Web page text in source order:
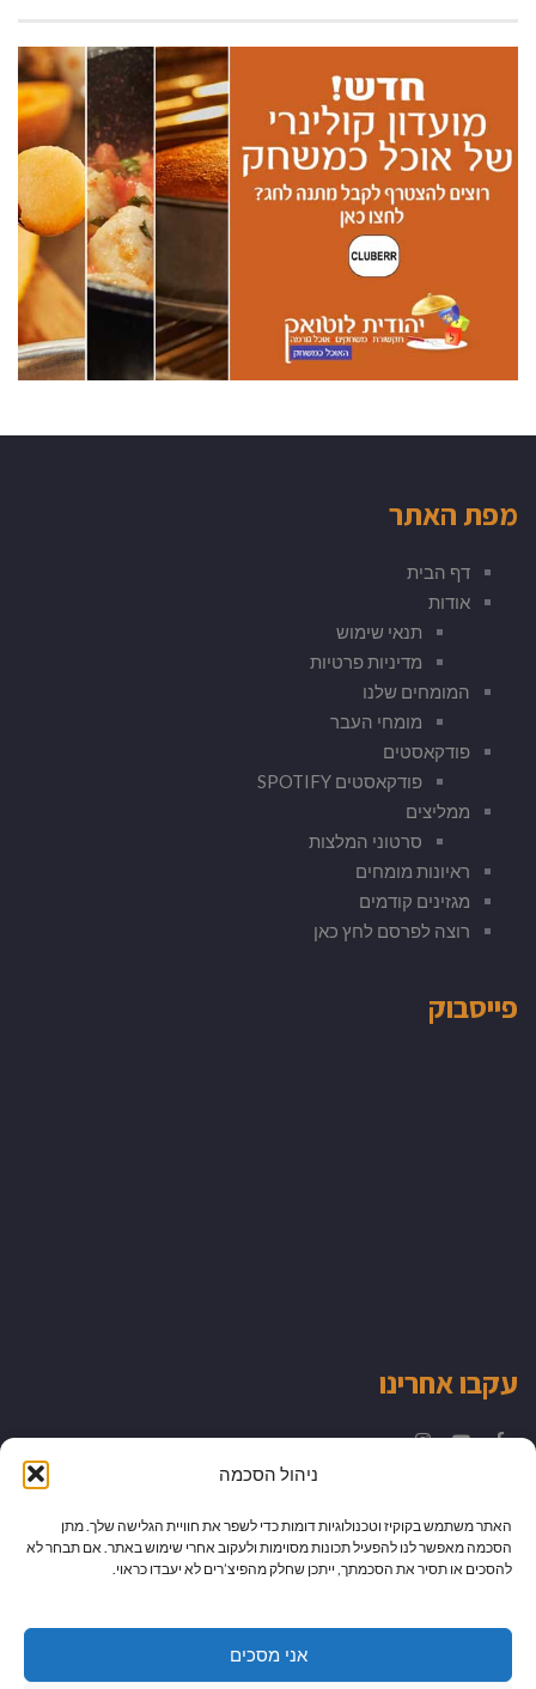
ניהול הסכמה
האתר משתמש בקוקיז וטכנולוגיות דומות כדי לשפר את חוויית הגלישה שלך. מתן
הסכמה מאפשר לנו להפעיל תכונות מסוימות ולעקוב אחרי שימוש באתר. אם תבחר לא
להסכים או תסיר את הסכמתך, ייתכן שחלק מהפיצ’רים לא יעבדו כראוי.
אני מסכים
מפת האתר
דף הבית
אודות
תנאי שימוש
מדיניות פרטיות
המומחים שלנו
מומחי העבר
פודקאסטים
פודקאסטים SPOTIFY
ממליצים
סרטוני המלצות
ראיונות מומחים
מגזינים קודמים
רוצה לפרסם לחץ כאן
פייסבוק
עקבו אחרינו